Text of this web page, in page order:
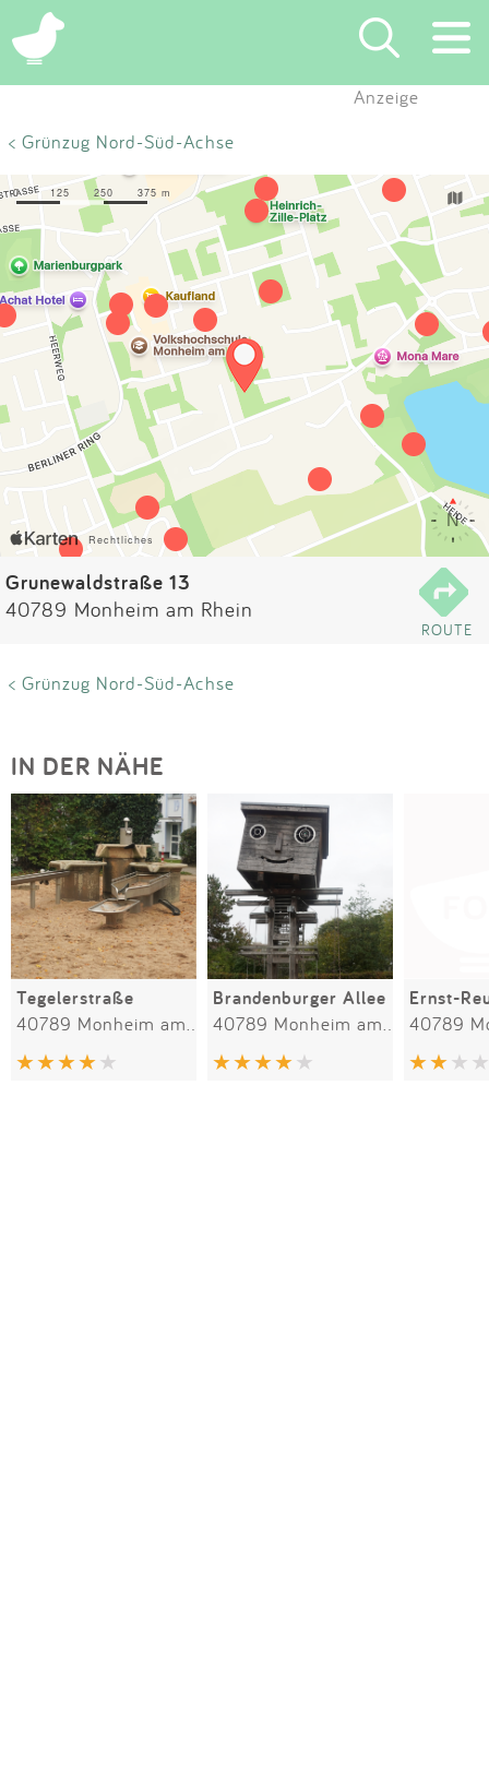
×
Suchen
Eintragen
App
Blog
Partner
Kontakt
Impressum
Anmelden
Anzeige
< Grünzug Nord-Süd-Achse
Grunewaldstraße 13
40789 Monheim am Rhein
ROUTE
< Grünzug Nord-Süd-Achse
IN DER NÄHE
Tegelerstraße Brandenburger Allee